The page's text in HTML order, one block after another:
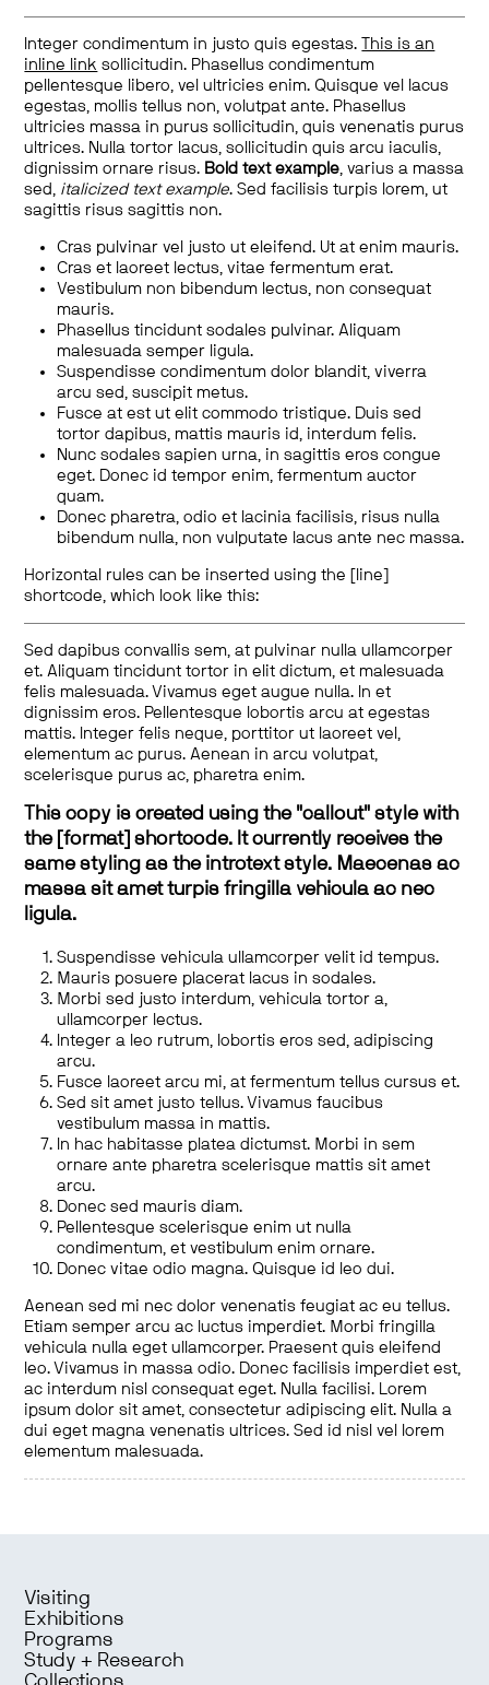
Integer condimentum in justo quis egestas.
This is an
inline link sollicitudin. Phasellus condimentum
pellentesque libero, vel ultricies enim. Quisque vel lacus
egestas, mollis tellus non, volutpat ante. Phasellus
ultricies massa in purus sollicitudin, quis venenatis purus
ultrices. Nulla tortor lacus, sollicitudin quis arcu iaculis,
dignissim ornare risus. Bold text example, varius a massa
sed, italicized text example. Sed facilisis turpis lorem, ut
sagittis risus sagittis non.
Cras pulvinar vel justo ut eleifend. Ut at enim mauris.
Cras et laoreet lectus, vitae fermentum erat.
Vestibulum non bibendum lectus, non consequat
mauris.
Phasellus tincidunt sodales pulvinar. Aliquam
malesuada semper ligula.
Suspendisse condimentum dolor blandit, viverra
arcu sed, suscipit metus.
Fusce at est ut elit commodo tristique. Duis sed
tortor dapibus, mattis mauris id, interdum felis.
Nunc sodales sapien urna, in sagittis eros congue
eget. Donec id tempor enim, fermentum auctor
quam.
Donec pharetra, odio et lacinia facilisis, risus nulla
bibendum nulla, non vulputate lacus ante nec massa.
Horizontal rules can be inserted using the [line]
shortcode, which look like this:
Sed dapibus convallis sem, at pulvinar nulla ullamcorper
et. Aliquam tincidunt tortor in elit dictum, et malesuada
felis malesuada. Vivamus eget augue nulla. In et
dignissim eros. Pellentesque lobortis arcu at egestas
mattis. Integer felis neque, porttitor ut laoreet vel,
elementum ac purus. Aenean in arcu volutpat,
scelerisque purus ac, pharetra enim.
This copy is created using the "callout" style with
the [format] shortcode. It currently receives the
same styling as the introtext style. Maecenas ac
massa sit amet turpis fringilla vehicula ac nec
ligula.
Suspendisse vehicula ullamcorper velit id tempus.
Mauris posuere placerat lacus in sodales.
Morbi sed justo interdum, vehicula tortor a,
ullamcorper lectus.
Integer a leo rutrum, lobortis eros sed, adipiscing
arcu.
Fusce laoreet arcu mi, at fermentum tellus cursus et.
Sed sit amet justo tellus. Vivamus faucibus
vestibulum massa in mattis.
In hac habitasse platea dictumst. Morbi in sem
ornare ante pharetra scelerisque mattis sit amet
arcu.
Donec sed mauris diam.
Pellentesque scelerisque enim ut nulla
condimentum, et vestibulum enim ornare.
Donec vitae odio magna. Quisque id leo dui.
Aenean sed mi nec dolor venenatis feugiat ac eu tellus.
Etiam semper arcu ac luctus imperdiet. Morbi fringilla
vehicula nulla eget ullamcorper. Praesent quis eleifend
leo. Vivamus in massa odio. Donec facilisis imperdiet est,
ac interdum nisl consequat eget. Nulla facilisi. Lorem
ipsum dolor sit amet, consectetur adipiscing elit. Nulla a
dui eget magna venenatis ultrices. Sed id nisl vel lorem
elementum malesuada.
Visiting
Exhibitions
Programs
Study + Research